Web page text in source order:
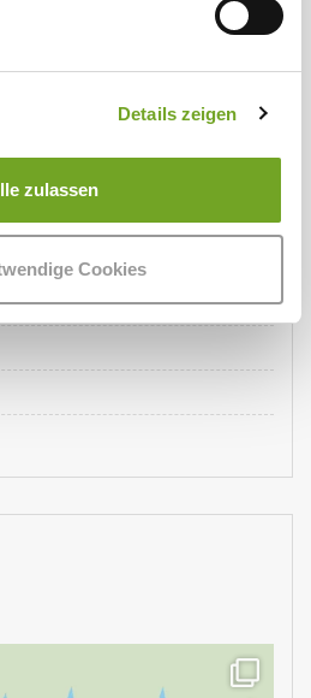
Details zeigen
zulassen
Cookies
Kategorien